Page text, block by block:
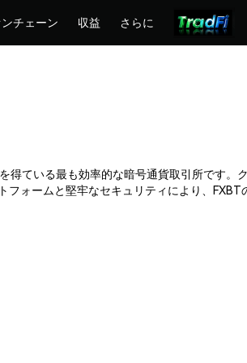
チェーン 収益 さらに
ている最も効率的な暗号通貨取引所です。
ォームと堅牢なセキュリティにより、FXBT